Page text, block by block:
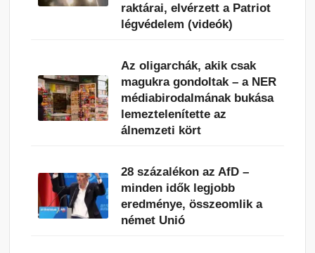
raktárai, elvérzett a Patriot
légvédelem (videók)
Az oligarchák, akik csak
magukra gondoltak – a NER
médiabirodalmának bukása
lemeztelenítette az
álnemzeti kört
28 százalékon az AfD –
minden idők legjobb
eredménye, összeomlik a
német Unió